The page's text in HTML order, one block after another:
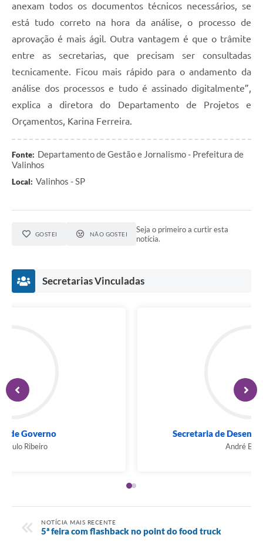
anexam todos os documentos técnicos necessários, se
está tudo correto na hora da análise, o processo de
aprovação é mais ágil. Outra vantagem é que o trâmite
entre as secretarias, que precisam ser consultadas
tecnicamente. Ficou mais rápido para o andamento da
análise dos processos e tudo é assinado digitalmente”,
explica a diretora do Departamento de Projetos e
Orçamentos, Karina Ferreira.
Fonte: Departamento de Gestão e Jornalismo - Prefeitura de
Valinhos
Local: Valinhos - SP
GOSTEI NÃO GOSTEI
Seja o primeiro a curtir esta
notícia.
Secretarias Vinculadas
Secretaria de Governo
NOTÍCIA MAIS RECENTE
5ª feira com flashback no point do food truck